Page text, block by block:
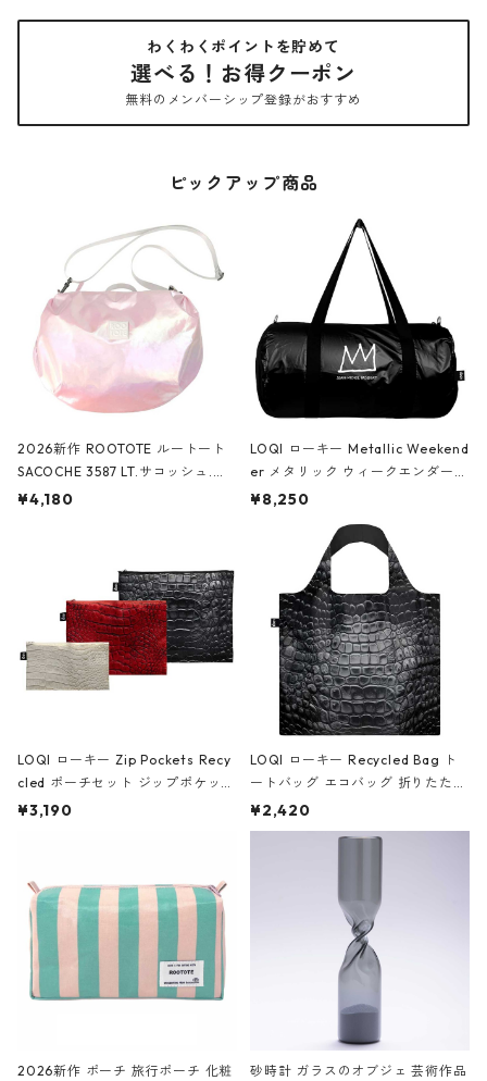
わくわくポイントを貯めて
選べる！お得クーポン
無料のメンバーシップ登録がおすすめ
ピックアップ商品
2026新作 ROOTOTE ルートート
SACOCHE 3587 LT.サコッシュ.ル
ミエ-B ショルダーバッグ グロスピ
¥4,180
LOQI ローキー Metallic Weekend
er メタリック ウィークエンダー
ボストンバッグ ショルダーバッグ
Black ジャン=ミッシェル・バスキ
ア/クラウン ブラック
¥8,250
LOQI ローキー Zip Pockets Recy
cled ポーチセット ジップポケット
ファスナーポーチ 撥水加工 トラベ
ーガンディー、オフホワイト
¥3,190
LOQI ローキー Recycled Bag ト
ートバッグ エコバッグ 折りたたみ
大きめ 撥水加工 収納ポーチ CRO
CODILE/Black クロコダイル/ブラ
¥2,420
2026新作 ポーチ 旅行ポーチ 化粧
砂時計 ガラスのオブジェ 芸術作品